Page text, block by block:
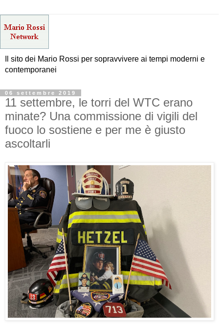
Il sito dei Mario Rossi per sopravvivere ai tempi moderni e
contemporanei
06 settembre 2019
11 settembre, le torri del WTC erano
minate? Una commissione di vigili del
fuoco lo sostiene e per me è giusto
ascoltarli